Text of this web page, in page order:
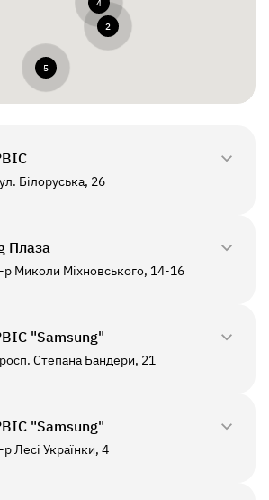
2
4
5
Білоруська, 26
можлива відправка *
Плаза
р Миколи Міхновського, 14-16
"Samsung"
Степана Бандери, 21
"Samsung"
Лесі Українки, 4